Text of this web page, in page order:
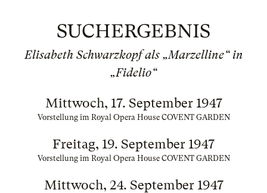
SUCHERGEBNIS
Elisabeth Schwarzkopf als „Marzelline“ in
„Fidelio“
Mittwoch, 17. September 1947
Vorstellung im Royal Opera House COVENT GARDEN
Freitag, 19. September 1947
Vorstellung im Royal Opera House COVENT GARDEN
Mittwoch, 24. September 1947